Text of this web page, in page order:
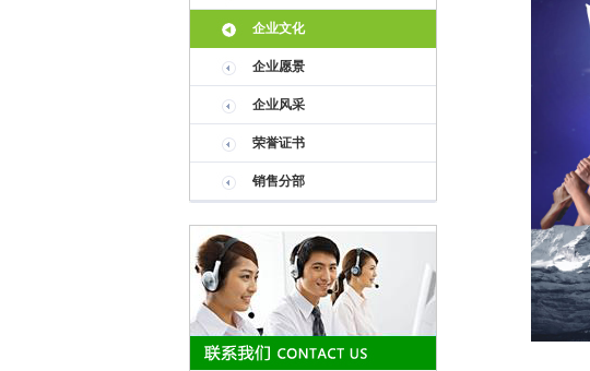
企业文化
企业愿景
企业风采
荣誉证书
销售分部